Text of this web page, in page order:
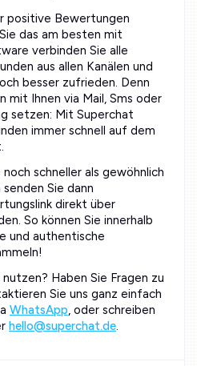
positive Bewertungen
das am besten mit
verbinden Sie alle
aus allen Kanälen und
besser zufrieden. Denn
mit Ihnen via Mail, Sms oder
setzen: Mit Superchat
immer schnell auf dem
schneller als gewöhnlich
Sie dann
direkt über
So können Sie innerhalb
und authentische
Haben Sie Fragen zu
Sie uns ganz einfach
WhatsApp, oder schreiben
hello@superchat.de.